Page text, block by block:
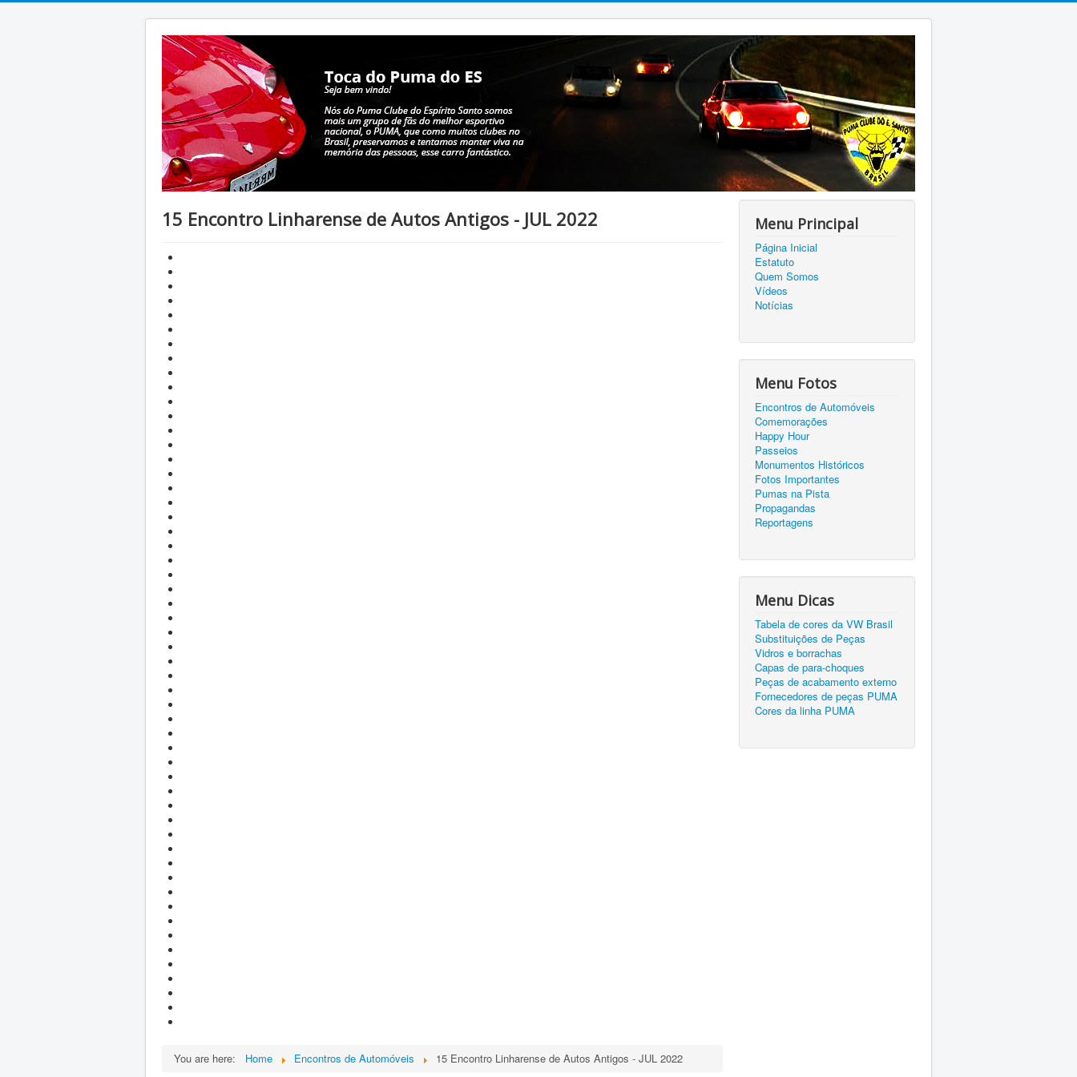
15 Encontro Linharense de Autos Antigos - JUL 2022
You are here: Home Encontros de Automóveis 15 Encontro Linharense de Autos Antigos - JUL 2022
Menu Principal
Página Inicial
Estatuto
Quem Somos
Vídeos
Notícias
Menu Fotos
Encontros de Automóveis
Comemorações
Happy Hour
Passeios
Monumentos Históricos
Fotos Importantes
Pumas na Pista
Propagandas
Reportagens
Menu Dicas
Tabela de cores da VW Brasil
Substituições de Peças
Vidros e borrachas
Capas de para-choques
Peças de acabamento externo
Fornecedores de peças PUMA
Cores da linha PUMA